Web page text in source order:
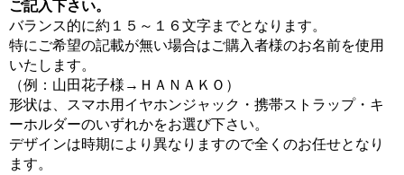
ご記入下さい。
バランス的に約１５～１６文字までとなります。
特にご希望の記載が無い場合はご購入者様のお名前を使用
いたします。
（例：山田花子様→ＨＡＮＡＫＯ）
形状は、スマホ用イヤホンジャック・携帯ストラップ・キ
ーホルダーのいずれかをお選び下さい。
デザインは時期により異なりますので全くのお任せとなり
ます。